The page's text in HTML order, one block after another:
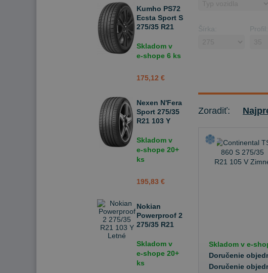
Kumho PS72
Ecsta Sport S
275/35 R21
Skladom v
e-shope 6 ks
175,12 €
Nexen N'Fera
Sport 275/35
R21 103 Y
Skladom v
e-shope 20+
ks
195,83 €
Nokian
Powerproof 2
275/35 R21
Skladom v
e-shope 20+
ks
Šírka: Profil:
Zoradiť:
Skladom v e-
Doručenie
Doručenie